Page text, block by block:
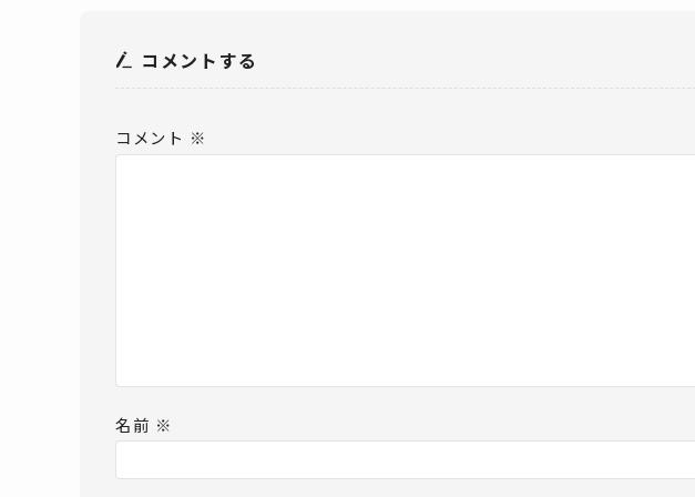
コメントする
コメント ※
名前 ※